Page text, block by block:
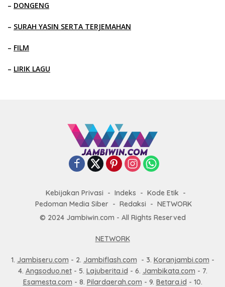
– DONGENG
– SURAH YASIN SERTA TERJEMAHAN
– FILM
– LIRIK LAGU
Kebijakan Privasi Indeks
Kode Etik
Pedoman Media Siber
Redaksi
NETWORK
© 2024 Jambiwin.com - All Rights Reserved
NETWORK
1. Jambiseru.com - 2. Jambiflash.com - 3. Koranjambi.com -
4. Angsoduo.net- 5. Lajuberita.id - 6. Jambikata.com - 7.
Esamesta.com - 8. Pilardaerah.com - 9. Betara.id - 10.